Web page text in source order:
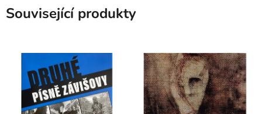
Související produkty